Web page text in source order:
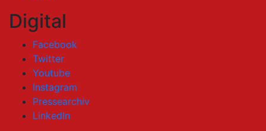
Digital
Facebook
Twitter
Youtube
Instagram
Pressearchiv
LinkedIn